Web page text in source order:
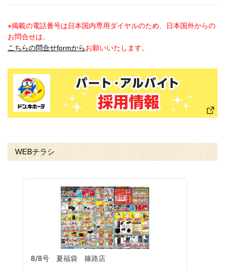
※掲載の電話番号は日本国内専用ダイヤルのため、日本国外からの
お問合せは、
こちらの問合せformからお願いいたします。
WEBチラシ